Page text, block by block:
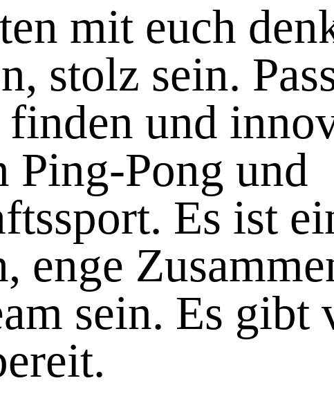
mit euch
stolz sein.
und
Ping-Pong und
Es ist
enge
sein. Es gibt